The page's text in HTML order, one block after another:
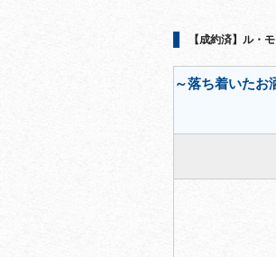
【成約済】ル・
～落ち着いた